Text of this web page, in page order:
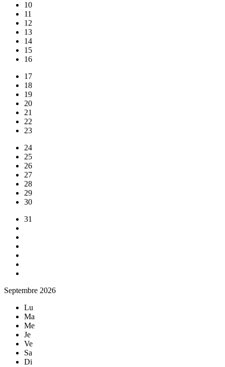
10
11
12
13
14
15
16
17
18
19
20
21
22
23
24
25
26
27
28
29
30
31
Septembre 2026
Lu
Ma
Me
Je
Ve
Sa
Di